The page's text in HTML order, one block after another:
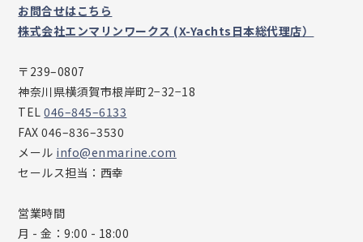
お問合せはこちら
株式会社エンマリンワークス (X-Yachts日本総代理店）
〒239–0807
神奈川県横須賀市根岸町2−32−18
TEL046–845–6133
FAX 046–836–3530
メール info@enmarine.com
セールス担当：西幸
営業時間
月 - 金：9:00 - 18:00​